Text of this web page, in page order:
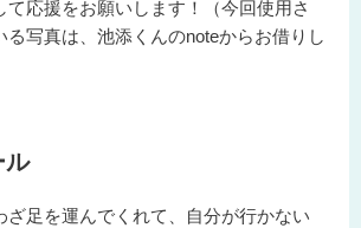
て応援をお願いします！（今回使用さ
る写真は、池添くんのnoteからお借りし
ル
ざ足を運んでくれて、自分が行かない